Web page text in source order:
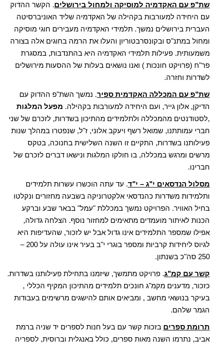
שת"פ עם האקדמיה למוסיקה ולמחול בירושלים. הקשר ההדוק
עם היחידה למעורבות בקהילה של האקדמיה שליד האוניברסיטה
העברית בירושלים נמשך. תלמידי האקדמיה מעבירים חוגי מוסיקה
ומחול במתנ"ס ובקונסרבטוריון והעלו את הרמה בחוגים אלה בצורה
משמעותית. פעילות תלמידי האקדמיה היא בהתנדבות, במסגרת
פר"ח (פרויקט חונכות ) ואנו נושאים בעלות של ההסעות מירושלים
לשדרות וחזרה.
שת"פ עם המכללה האקדמית ספיר. נמשך השת"פ ההדוק עם
הדיקן, אלון גייר, ועם היחידה למעורבות בקהילה. מפעל המלגות
,לסטודנטים מהמכללה ולתלמידים מהתיכון בשדרות, לזכרם של שני
חברי עמותתנו, שמואל רשף ויעקב אלוני, ז"ל, שנפטרו במהלך שנות
פעילותנו בשדרות, התקיים זו השנה השלישית בחנוכה, בטקס
מרשים ומרגש במכללה, בו חולקו המלגות ונישאו דברים לזכרם של
חברינו.
מסלול הנדסאים י"ג – י"ד. עד עתה הוכשרו עשרות תלמידים
ותלמידות משדרות כהנדסאי אלקטרוניקה בשבעה מחזורים ונקלטו
בחיל האוויר. הפרויקט נמשך במכללת "עמל" בבאר שבע וברקע
הכנות לאיתור מועמדים מתאימים למחזור נוסף. הצלחה גדולה,
אפילו שמספר התלמידים אינו גדול אבל יש לזכור, שהעדיפות היא
לגיוס ליחידות קרביות ומספר בוגרי י"ב בעיר אינו עולה על 200 –
250 סה"כ בשנתון.
קשר עם קמ"ג. פרויקט מתמשך, שיזמנו בתחילת פעילותנו בשדרות.
כזכור, מדענים מקמ"ג חונכים תלמידים מהתיכון המקיף הכללי ,
בעיקר בנושאי מחשב , ומביאים אותם להישגים מרשימים בעבודות
הגמר שלהם.
תרומת ספרים בזכות קשר עם בעל חנות לספרים יד שניה ברמת
אביב, נתרמו השנה מאות ספרים, כולל באנגלית וברוסית, לספריה